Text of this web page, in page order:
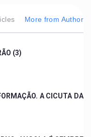
More from Author
(3)
A CICUTA DA